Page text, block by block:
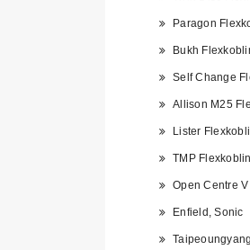
Paragon
Bukh
Self Change
Allison M25
Lister
TMP
Open Centre
Enfield, Sonic
Taipeoungyang